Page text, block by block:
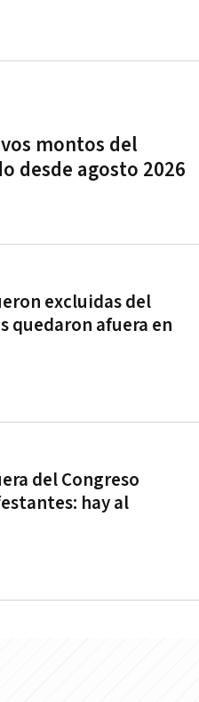
montos del
desde agosto 2026
excluidas del
quedaron afuera en
del Congreso
hay al